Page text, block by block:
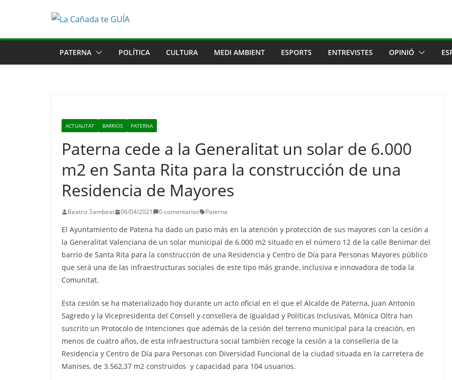
PATERNA POLÍTICA CULTURA MEDI AMBIENT ESPORTS ENTREVISTES OPINIÓ
ACTUALITAT BARRIOS PATERNA
Paterna cede a la Generalitat un solar de 6.000
m2 en Santa Rita para la construcción de una
Residencia de Mayores
Beatriz Sambeat 06/04/2021 0 comentarios Paterna
El Ayuntamiento de Patena ha dado un paso más en la atención y protección de sus mayores con la cesión a
la Generalitat Valenciana de un solar municipal de 6.000 m2 situado en el número 12 de la calle Benimar del
barrio de Santa Rita para la construcción de una Residencia y Centro de Día para Personas Mayores público
que será una de las infraestructuras sociales de este tipo más grande, inclusiva e innovadora de toda la
Comunitat.
Esta cesión se ha materializado hoy durante un acto oficial en el que el Alcalde de Paterna, Juan Antonio
Sagredo y la Vicepresidenta del Consell y consellera de Igualdad y Políticas Inclusivas, Mónica Oltra han
suscrito un Protocolo de Intenciones que además de la cesión del terreno municipal para la creación, en
menos de cuatro años, de esta infraestructura social también recoge la cesión a la conselleria de la
Residencia y Centro de Día para Personas con Diversidad Funcional de la ciudad situada en la carretera de
Manises, de 3.562,37 m2 construidos y capacidad para 104 usuarios.